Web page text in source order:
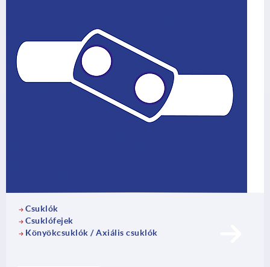
Csuklók
Csuklófejek
Könyökcsuklók / Axiális csuklók